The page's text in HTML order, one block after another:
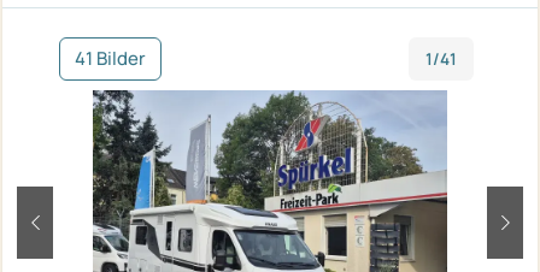
41 Bilder 1/41
zurück